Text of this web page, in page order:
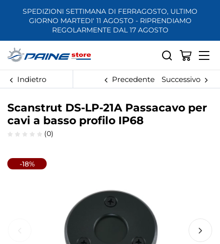
SPEDIZIONI SETTIMANA DI FERRAGOSTO, ULTIMO
GIORNO MARTEDI' 11 AGOSTO - RIPRENDIAMO
REGOLARMENTE DAL 17 AGOSTO
Indietro Precedente Successivo
Scanstrut DS-LP-21A Passacavo per
cavi a basso profilo IP68
(0)
-18%